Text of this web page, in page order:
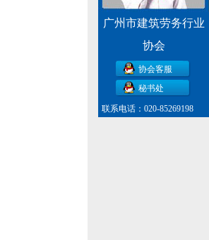
广州市建筑劳务行业
协会
协会客服
秘书处
联系电话：020-85269198